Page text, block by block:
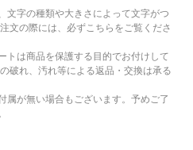
字の種類や大きさによって文字がつ
文の際には、必ずこちらをご覧くださ
は商品を保護する目的でお付けして
破れ、汚れ等による返品・交換は承る
属が無い場合もございます。予めご了